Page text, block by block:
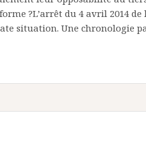
?L’arrêt du 4 avril 2014 de
situation. Une chronologie